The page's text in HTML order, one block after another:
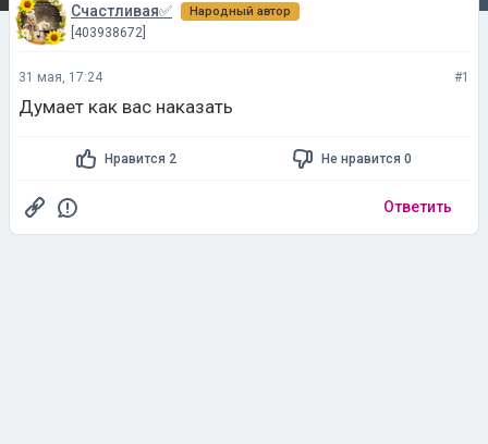
Счастливая✅ Народный автор
[403938672]
31 мая, 17:24 #1
Думает как вас наказать
Нравится 2 Не нравится 0
Ответить